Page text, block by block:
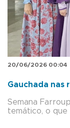
20/06/2026 00:04
Gauchada nas
Semana
temático, o que